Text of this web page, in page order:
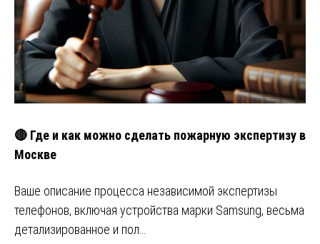
🔴 Где и как можно сделать пожарную экспертизу в
Москве
Ваше описание процесса независимой экспертизы
телефонов, включая устройства марки Samsung, весьма
детализированное и пол…